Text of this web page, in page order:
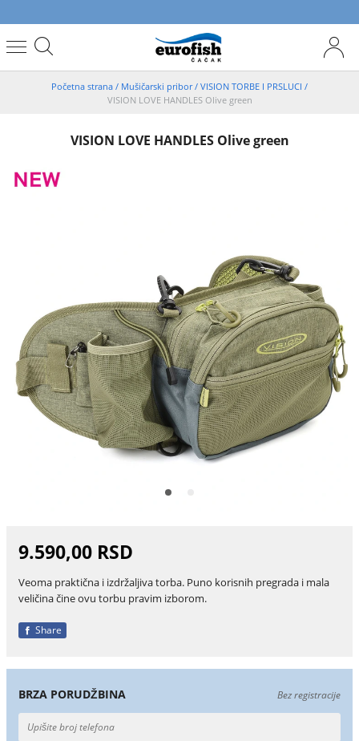
Početna strana / Mušičarski pribor/ VISION TORBE I PRSLUCI /
VISION LOVE HANDLES Olive green
VISION LOVE HANDLES Olive green
9.590,00 RSD
Veoma praktična i izdržaljiva torba. Puno korisnih pregrada i mala
veličina čine ovu torbu pravim izborom.
Share
BRZA PORUDŽBINA Bez registracije